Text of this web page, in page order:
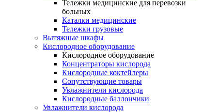
Тележки медицинские для перевозки
больных
Каталки медицинские
Тележки грузовые
Вытяжные шкафы
Кислородное оборудование
Кислородное оборудование
Концентраторы кислорода
Кислородные коктейлеры
Сопутствующие товары
Увлажнители кислорода
Кислородные баллончики
Увлажнители кислорода